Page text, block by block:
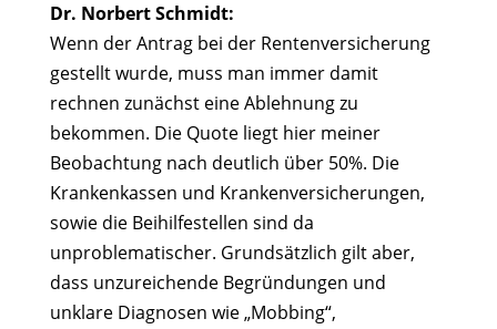
Dr. Norbert Schmidt:
Wenn der Antrag bei der Rentenversicherung
gestellt wurde, muss man immer damit
rechnen zunächst eine Ablehnung zu
bekommen. Die Quote liegt hier meiner
Beobachtung nach deutlich über 50%. Die
Krankenkassen und Krankenversicherungen,
sowie die Beihilfestellen sind da
unproblematischer. Grundsätzlich gilt aber,
dass unzureichende Begründungen und
unklare Diagnosen wie „Mobbing“,